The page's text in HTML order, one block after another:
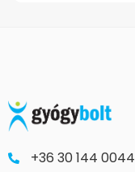
+36 30 144 0044